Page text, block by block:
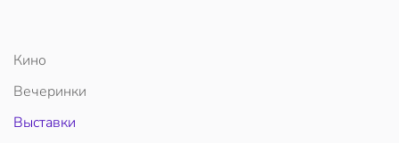
Кино
Вечеринки
Выставки